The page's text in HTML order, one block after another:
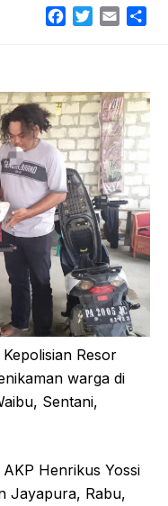
Facebook
TwitterEmail
Resor
warga di
Sentani,
Henrikus Yossi
Jayapura, Rabu,